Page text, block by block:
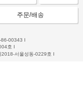
주문/배송
86-00343 I
호 I
2018-서울성동-0229호 I